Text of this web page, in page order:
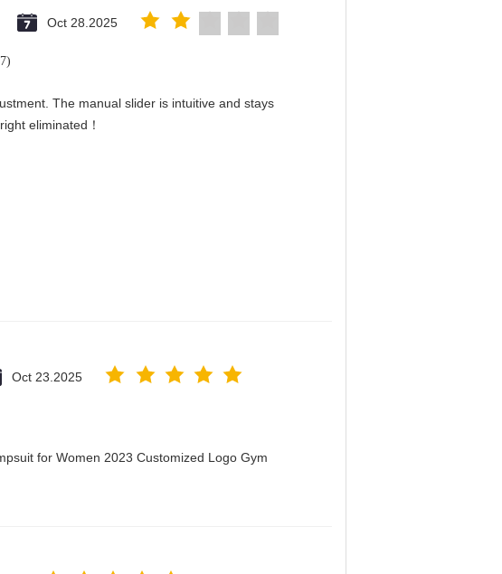
Oct 28.2025
The manual slider is intuitive and stays
eliminated！
Oct 23.2025
for Women 2023 Customized Logo Gym